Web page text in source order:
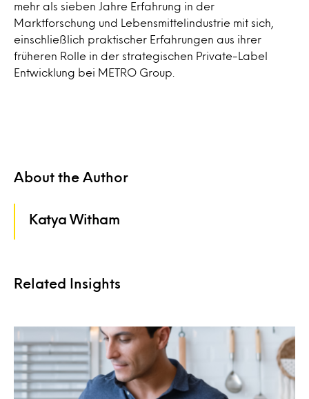
mehr als sieben Jahre Erfahrung in der
Marktforschung und Lebensmittelindustrie mit sich,
einschließlich praktischer Erfahrungen aus ihrer
früheren Rolle in der strategischen Private-Label
Entwicklung bei METRO Group.
About the Author
Katya Witham
Related Insights